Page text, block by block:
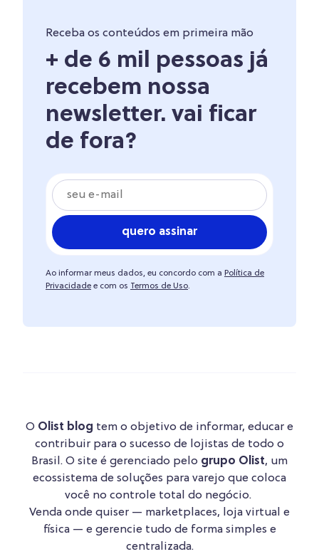
Receba os conteúdos em primeira mão
+ de 6 mil pessoas já
recebem nossa
newsletter. vai ficar
de fora?
quero assinar
Ao informar meus dados, eu concordo com a Política de
Privacidade e com os Termos de Uso.
O Olist blog tem o objetivo de informar, educar e
contribuir para o sucesso de lojistas de todo o
Brasil. O site é gerenciado pelo grupo Olist, um
ecossistema de soluções para varejo que coloca
você no controle total do negócio.
Venda onde quiser — marketplaces, loja virtual e
física — e gerencie tudo de forma simples e
centralizada.